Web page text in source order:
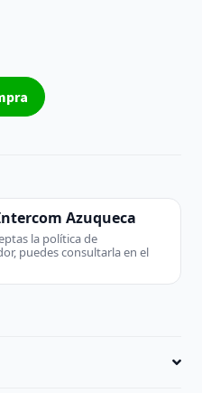
Azuqueca
la política de
puedes consultarla en el